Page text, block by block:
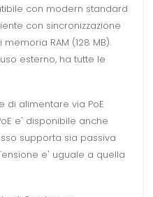
con modern standard
con sincronizzazione
RAM (128 MB).
esterno, ha tutte le
di alimentare via PoE
e' disponibile anche
supporta sia passiva
e' uguale a quella